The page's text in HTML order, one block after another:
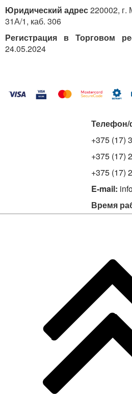
Юридический адрес220002, г.
31А/1, каб. 306
Регистрация в Торговом
24.05.2024
Телефон/
+375 (17)
+375 (17)
+375 (17)
E-mail:
Время